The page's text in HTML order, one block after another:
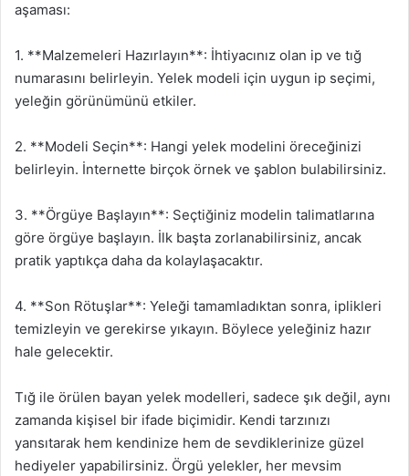
aşaması:
1. **Malzemeleri Hazırlayın**: İhtiyacınız olan ip ve tığ
numarasını belirleyin. Yelek modeli için uygun ip seçimi,
yeleğin görünümünü etkiler.
2. **Modeli Seçin**: Hangi yelek modelini öreceğinizi
belirleyin. İnternette birçok örnek ve şablon bulabilirsiniz.
3. **Örgüye Başlayın**: Seçtiğiniz modelin talimatlarına
göre örgüye başlayın. İlk başta zorlanabilirsiniz, ancak
pratik yaptıkça daha da kolaylaşacaktır.
4. **Son Rötuşlar**: Yeleği tamamladıktan sonra, iplikleri
temizleyin ve gerekirse yıkayın. Böylece yeleğiniz hazır
hale gelecektir.
Tığ ile örülen bayan yelek modelleri, sadece şık değil, aynı
zamanda kişisel bir ifade biçimidir. Kendi tarzınızı
yansıtarak hem kendinize hem de sevdiklerinize güzel
hediyeler yapabilirsiniz. Örgü yelekler, her mevsim